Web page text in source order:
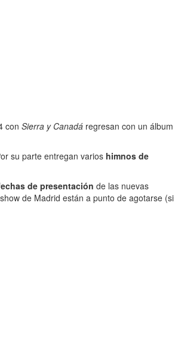
con Sierra y Canadá regresan con un álbum
su parte entregan varios himnos de
de presentación de las nuevas
de Madrid están a punto de agotarse (si